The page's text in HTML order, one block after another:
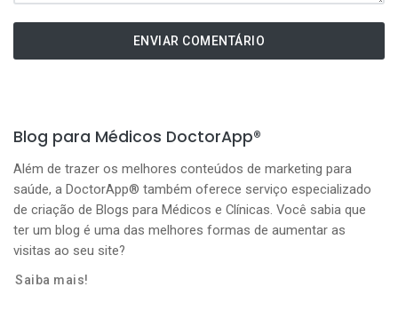
Blog para Médicos DoctorApp®
Além de trazer os melhores conteúdos de marketing para
saúde, a DoctorApp® também oferece serviço especializado
de criação de Blogs para Médicos e Clínicas. Você sabia que
ter um blog é uma das melhores formas de aumentar as
visitas ao seu site?
Saiba mais!
ENVIAR COMENTÁRIO